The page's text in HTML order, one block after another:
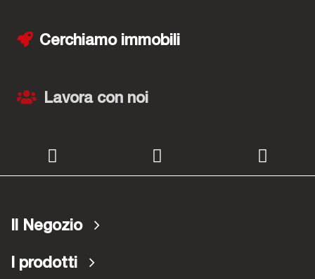
Cerchiamo immobili
Lavora con noi
Il Negozio
I prodotti